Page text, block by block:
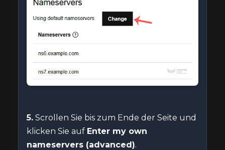
5. Scrollen Sie bis zum Ende der Seite und
klicken Sie auf Enter my own
nameservers (advanced).